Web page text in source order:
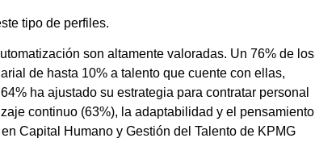
tipo de perfiles.
son altamente valoradas. Un 76% de los
de hasta 10% a talento que cuente con ellas,
ha ajustado su estrategia para contratar personal
continuo (63%), la adaptabilidad y el pensamiento
Capital Humano y Gestión del Talento de KPMG